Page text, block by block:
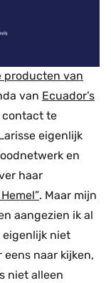
producten van
van Ecuador’s
contact te
eigenlijk
en
haar
. Maar mijn
aangezien ik al
eigenlijk niet
eens naar kijken,
niet alleen